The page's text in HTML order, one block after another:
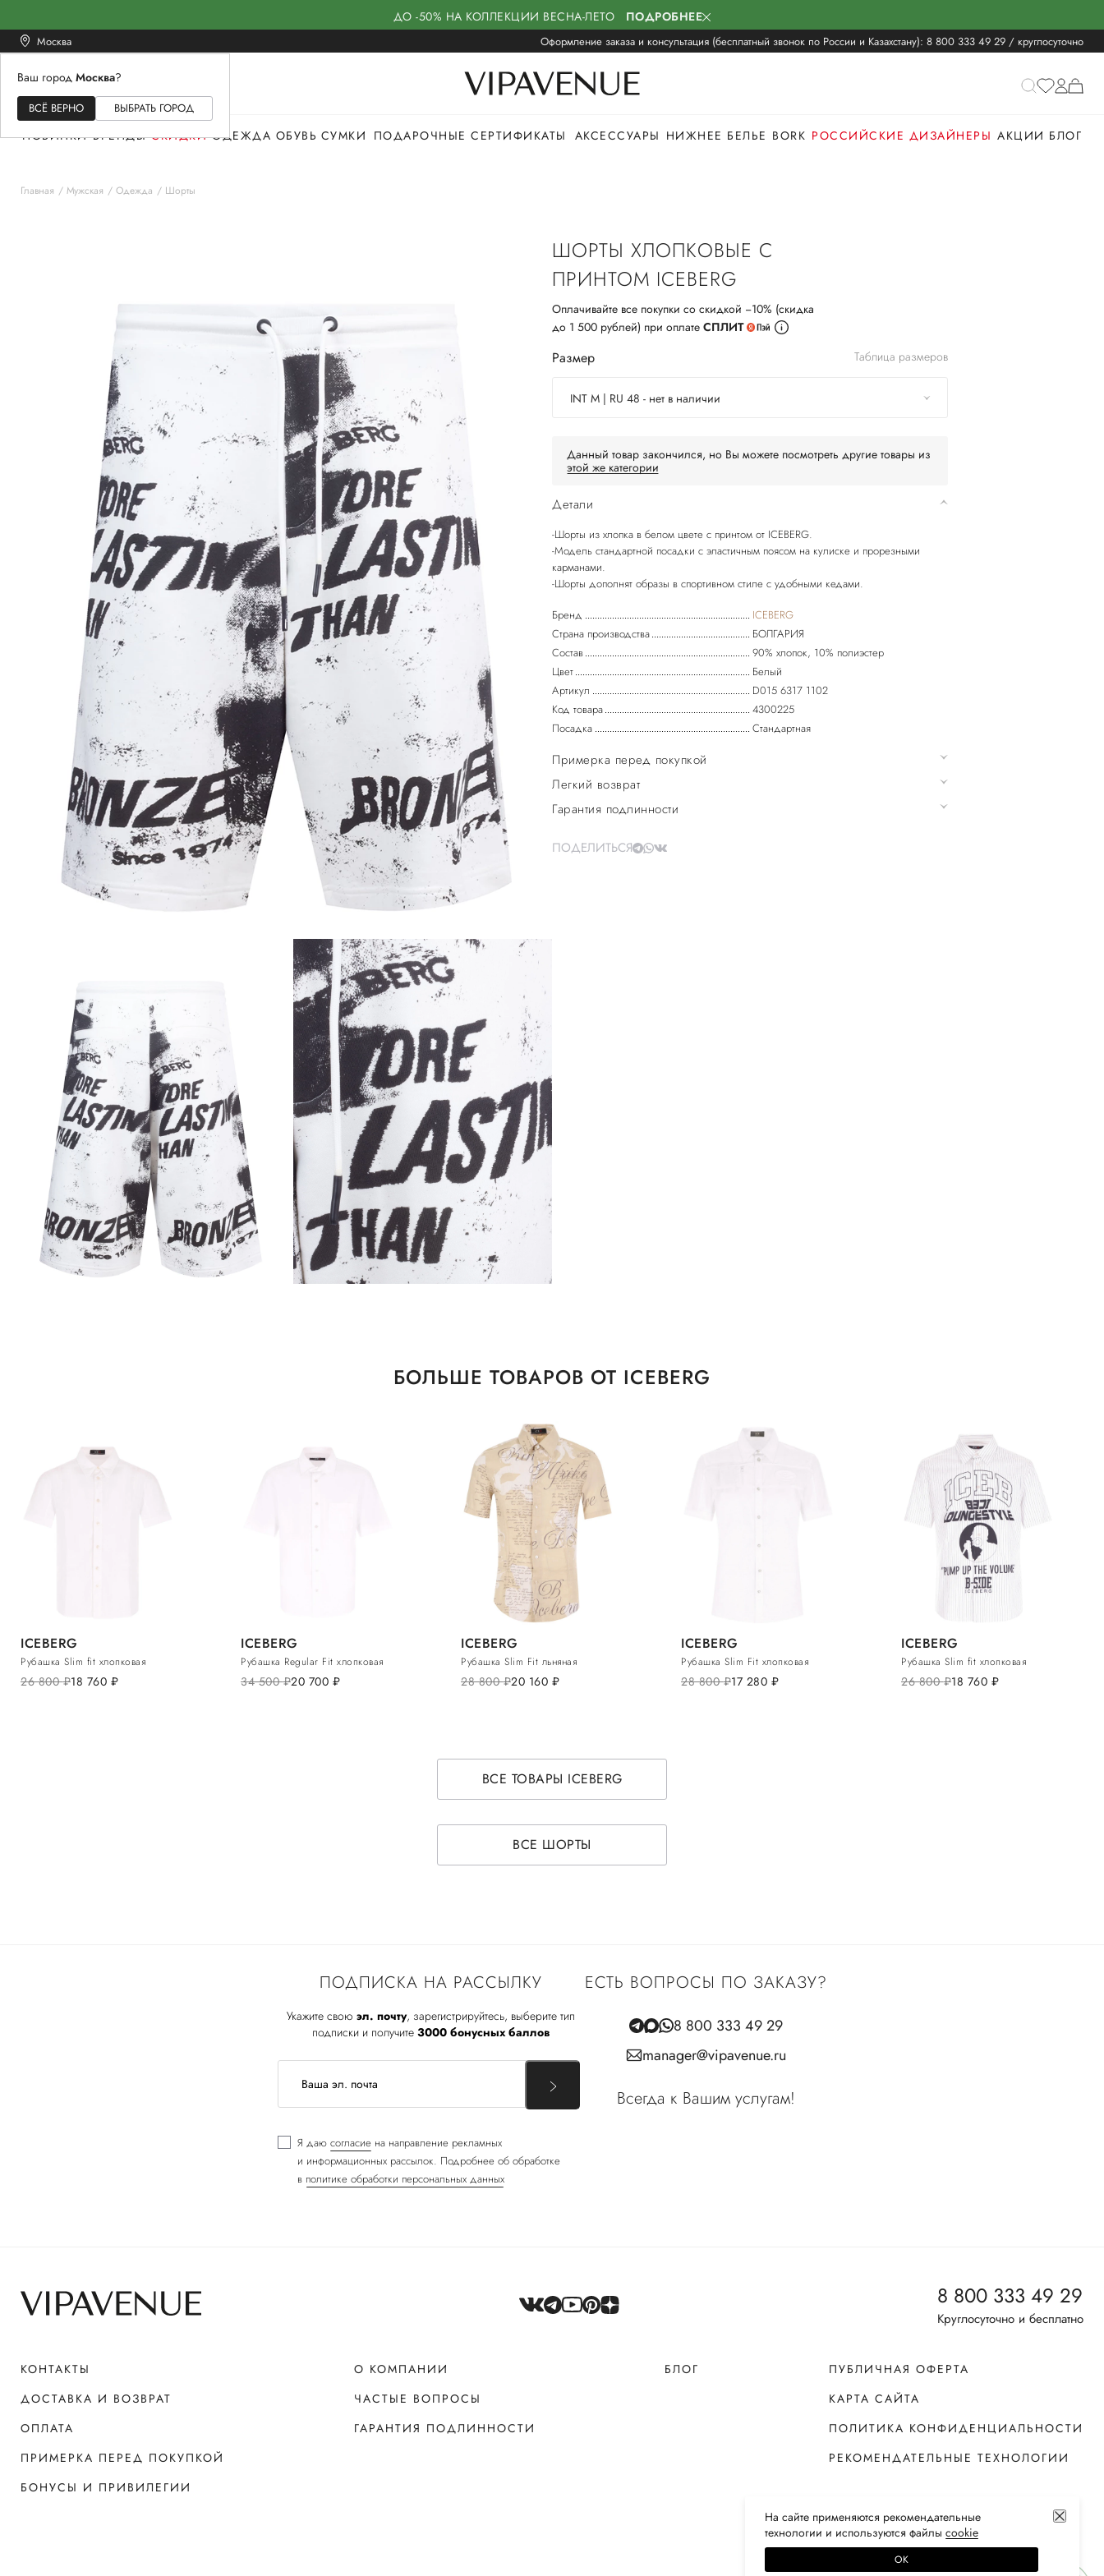
ДО -50% НА КОЛЛЕКЦИИ ВЕСНА-ЛЕТО ПОДРОБНЕЕ
Москва Оформление заказа и консультация (бесплатный звонок по России и Казахстану): 8 800 333 49 29 / круглосуточно
Ваш город Москва?
ВСЁ ВЕРНО ВЫБРАТЬ ГОРОД
ЖЕНСКОЕМУЖСКОЕ
НОВИНКИ БРЕНДЫ СКИДКИ ОДЕЖДА ОБУВЬ СУМКИ ПОДАРОЧНЫЕ СЕРТИФИКАТЫ АКСЕССУАРЫ НИЖНЕЕ БЕЛЬЕ BORK РОССИЙСКИЕ ДИЗАЙНЕРЫ АКЦИИ БЛОГ
Главная Мужская Одежда Шорты
ШОРТЫ ХЛОПКОВЫЕ С
ПРИНТОМ ICEBERG
Оплачивайте все покупки со скидкой −10% (скидка
до 1 500 рублей) при оплате СПЛИТ
Размер Таблица размеров
INT M | RU 48 - нет в наличии
Данный товар закончился, но Вы можете посмотреть другие товары из
этой же категории
Детали
-Шорты из хлопка в белом цвете с принтом от ICEBERG.
-Модель стандартной посадки с эластичным поясом на кулиске и прорезными
карманами.
-Шорты дополнят образы в спортивном стиле с удобными кедами.
Бренд
ICEBERG
Страна производства
БОЛГАРИЯ
Состав
90% хлопок, 10% полиэстер
Цвет
Белый
Артикул
D015 6317 1102
Код товара
4300225
Посадка
Стандартная
Примерка перед покупкой
Легкий возврат
Гарантия подлинности
ПОДЕЛИТЬСЯ
БОЛЬШЕ ТОВАРОВ ОТ ICEBERG
ICEBERG
Рубашка Slim fit хлопковая
26 800руб.18 760 руб.
ICEBERG
Рубашка Regular Fit хлопковая
34 500руб.20 700 руб.
ICEBERG
Рубашка Slim Fit льняная
28 800руб.20 160 руб.
ICEBERG
Рубашка Slim Fit хлопковая
28 800руб.17 280 руб.
ICEBERG
Рубашка Slim fit хлопковая
26 800руб.18 760 руб.
ВСЕ ТОВАРЫ ICEBERG
ВСЕ ШОРТЫ
ПОДПИСКА НА РАССЫЛКУ
Укажите свою эл. почту, зарегистрируйтесь, выберите тип
подписки и получите 3000 бонусных баллов
Я даю согласие на направление рекламных
и информационных рассылок. Подробнее об обработке
в политике обработки персональных данных
ЕСТЬ ВОПРОСЫ ПО ЗАКАЗУ?
8 800 333 49 29
manager@vipavenue.ru
Всегда к Вашим услугам!
8 800 333 49 29
Круглосуточно и бесплатно
КОНТАКТЫ
ДОСТАВКА И ВОЗВРАТ
ОПЛАТА
ПРИМЕРКА ПЕРЕД ПОКУПКОЙ
БОНУСЫ И ПРИВИЛЕГИИ
О КОМПАНИИ
ЧАСТЫЕ ВОПРОСЫ
ГАРАНТИЯ ПОДЛИННОСТИ
БЛОГ
ПУБЛИЧНАЯ ОФЕРТА
КАРТА САЙТА
ПОЛИТИКА КОНФИДЕНЦИАЛЬНОСТИ
РЕКОМЕНДАТЕЛЬНЫЕ ТЕХНОЛОГИИ
На сайте применяются рекомендательные
технологии и используются файлы сооkiе
ОК